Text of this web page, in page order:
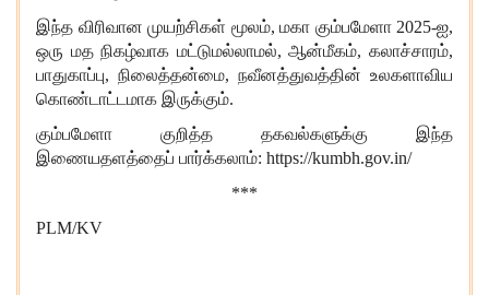
இந்த விரிவான முயற்சிகள் மூலம், மகா கும்பமேளா 2025-ஐ,
ஒரு மத நிகழ்வாக மட்டுமல்லாமல், ஆன்மீகம், கலாச்சாரம்,
பாதுகாப்பு, நிலைத்தன்மை, நவீனத்துவத்தின் உலகளாவிய
கொண்டாட்டமாக இருக்கும்.
கும்பமேளா குறித்த தகவல்களுக்கு இந்த
இணையதளத்தைப் பார்க்கலாம்: https://kumbh.gov.in/
***
PLM/KV